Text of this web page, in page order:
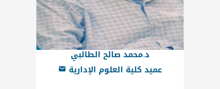
د.محمد صالح الطالبي
عميد كلية العلوم الإدارية